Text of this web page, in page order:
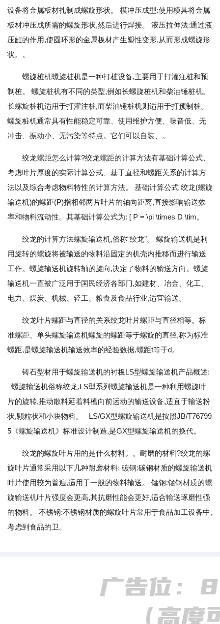
设备将金属板材扎制成螺旋形状。 模冲压成型:使用模具将金属
板材冲压成所需的螺旋形状,然后进行焊接。 液压拉伸法:通过液
压缸的作用,使圆环形的金属板材产生塑性变形,从而形成螺旋形
状。。
螺旋桩机螺旋桩机是一种打桩设备,主要用于打灌注桩和预
制桩。 螺旋桩机有不同的类型,例如长螺旋桩机和柴油锤桩机。
长螺旋桩机适用于打灌注桩,而柴油锤桩机则适用于打预制桩。
螺旋桩机通常具有性能稳定可靠、使用维护方便、噪音低、无
冲击、振动小、无污染等特点。它们可以自装、。
绞龙螺距怎么计算?绞龙螺距的计算方法有基础计算公式、
考虑叶片厚度的实际计算公式、基于直径和螺距关系的计算方
法以及综合考虑物料特性的计算方法。 基础计算公式 绞龙(螺旋
输送机)的螺距(P)指相邻两片叶片的轴向距离,直接影响输送效
率和物料流动性。其基础计算公式为: [ P = \pi \times D \tim。
绞龙的计算方法螺旋输送机,俗称“绞龙”。 螺旋输送机是利
用旋转的螺旋将被输送的物料沿固定的机壳内推移而进行输送
工作。螺旋输送机旋转轴的旋向,决定了物料的输送方向。螺旋
输送机一直被广泛用于国民经济各部门,如建材、冶金、化工、
电力、煤炭、机械、轻工、粮食及食品行业,适宜输送。
绞龙叶片螺距与直径的关系绞龙叶片螺距与直径相等。标
准螺距、单头螺旋输送机螺旋的螺距等于螺旋的直径,称为标准
螺距,是螺旋输送机输送效率的经验数据,螺距t等于d。
铸石型材用于螺旋输送机的衬板LS型螺旋输送机产品概述:
螺旋输送机俗称绞龙,LS型系列螺旋输送机是一种利用螺旋叶
片的旋转,推动散料延着料槽向前运动的输送设备,适宜于输送粉
状,颗粒状和小块物料。 LS/GX型螺旋输送机是按照JB/T76799
5《螺旋输送机》标准设计制造,是GX型螺旋输送机的换代。
绞龙的螺旋叶片用的是什么材料。。耐磨的材料?绞龙的螺
旋叶片通常采用以下几种耐磨材料: 碳钢:碳钢材质的螺旋输送机
叶片使用较为普遍,适用于一般的物料输送。 锰钢:锰钢材质的螺
旋输送机叶片强度会更高,其抗磨性能会更好,适合输送琢磨性强
的物料。 不锈钢:不锈钢材质的螺旋叶片常用于食品加工设备中,
考虑到食品的卫。